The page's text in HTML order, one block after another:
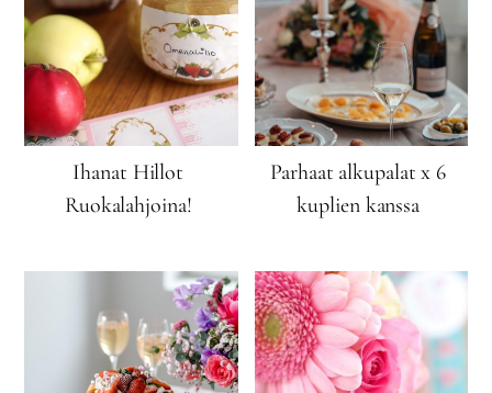
Ihanat Hillot
Ruokalahjoina!
Parhaat alkupalat x 6
kuplien kanssa